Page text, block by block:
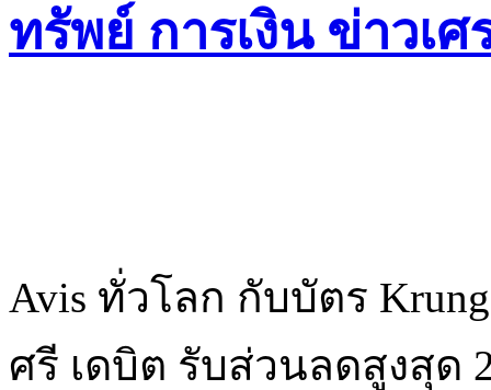
Avis ทั่วโลก กับบัตร
ศรี เดบิต รับส่วนลดสูงสุด